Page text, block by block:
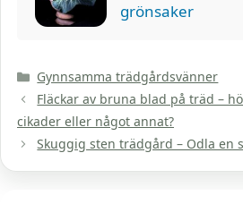
grönsaker
Kategorier
Gynnsamma trädgårdsvänner
Fläckar av bruna blad på träd –
cikader eller något annat?
Skuggig sten trädgård – Odla en